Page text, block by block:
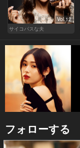
Vol.12
サイコパスな夫
フォローする